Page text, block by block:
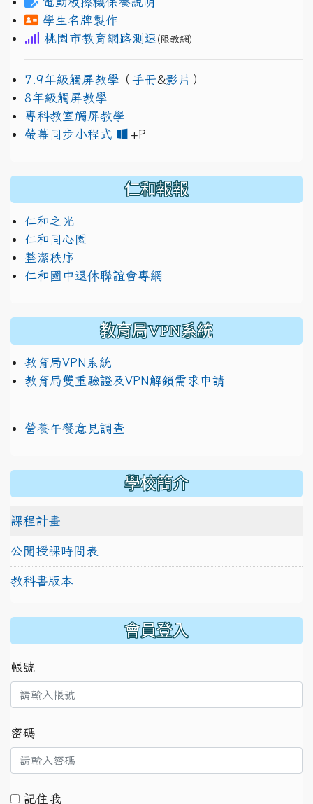
學生名牌製作
桃園市教育網路測速 (限教網)
7.9年級觸屏教學 （ 手冊&影片 ）
8年級觸屏教學
專科教室觸屏教學
螢幕同步小程式
+P
仁和報報
仁和之光
仁和同心園
整潔秩序
仁和國中退休聯誼會專網
教育局VPN系統
教育局VPN系統
教育局雙重驗證及VPN解鎖需求申請
營養午餐意見調查
學校簡介
課程計畫
公開授課時間表
教科書版本
會員登入
帳號
密碼
記住我